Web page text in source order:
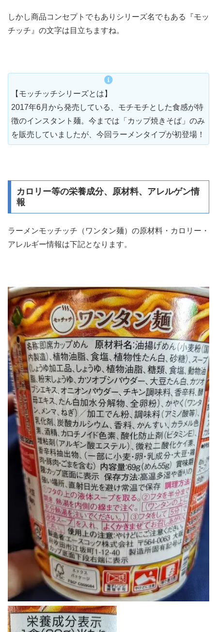
しかし商品コンセプトでもありシリーズ名でもある『モッ
チッチ』の文字は目立ちますね。
【モッチッチシリーズとは】
2017年6月から発売している、モチモチとした食感が特
徴のインスタント麺。今までは「カップ焼きそば」のみ
を販売していましたが、今回ラーメンタイプが初登場！
カロリー等の栄養成分、原材料、アレルゲン情
報
ラーメンモッチッチ（ワンタン麺）の原材料・カロリー・
アレルギー情報は下記となります。